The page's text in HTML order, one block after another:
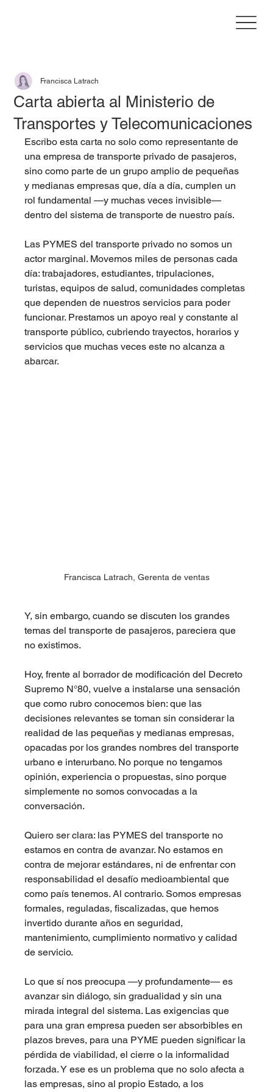
Carta abierta al Ministerio de
Transportes y Telecomunicaciones
Francisca Latrach
Escribo esta carta no solo como representante de
una empresa de transporte privado de pasajeros,
sino como parte de un grupo amplio de pequeñas
y medianas empresas que, día a día, cumplen un
rol fundamental —y muchas veces invisible—
dentro del sistema de transporte de nuestro país.
Las PYMES del transporte privado no somos un
actor marginal. Movemos miles de personas cada
día: trabajadores, estudiantes, tripulaciones,
turistas, equipos de salud, comunidades completas
que dependen de nuestros servicios para poder
funcionar. Prestamos un apoyo real y constante al
transporte público, cubriendo trayectos, horarios y
servicios que muchas veces este no alcanza a
abarcar.
Francisca Latrach, Gerenta de ventas
Y, sin embargo, cuando se discuten los grandes
temas del transporte de pasajeros, pareciera que
no existimos.
Hoy, frente al borrador de modificación del Decreto
Supremo N°80, vuelve a instalarse una sensación
que como rubro conocemos bien: que las
decisiones relevantes se toman sin considerar la
realidad de las pequeñas y medianas empresas,
opacadas por los grandes nombres del transporte
urbano e interurbano. No porque no tengamos
opinión, experiencia o propuestas, sino porque
simplemente no somos convocadas a la
conversación.
Quiero ser clara: las PYMES del transporte no
estamos en contra de avanzar. No estamos en
contra de mejorar estándares, ni de enfrentar con
responsabilidad el desafío medioambiental que
como país tenemos. Al contrario. Somos empresas
formales, reguladas, fiscalizadas, que hemos
invertido durante años en seguridad,
mantenimiento, cumplimiento normativo y calidad
de servicio.
Lo que sí nos preocupa —y profundamente— es
avanzar sin diálogo, sin gradualidad y sin una
mirada integral del sistema. Las exigencias que
para una gran empresa pueden ser absorbibles en
plazos breves, para una PYME pueden significar la
pérdida de viabilidad, el cierre o la informalidad
forzada. Y ese es un problema que no solo afecta a
las empresas, sino al propio Estado, a los